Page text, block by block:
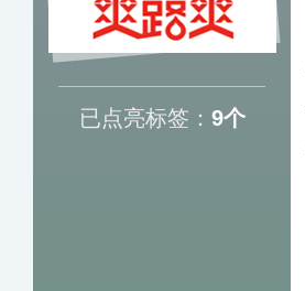
已点亮标签： 9个